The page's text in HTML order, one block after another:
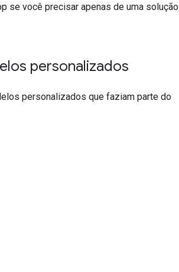
se você precisar apenas de uma solução
personalizados
personalizados que faziam parte do